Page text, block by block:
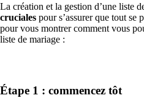
La création et la gestion d’une liste
cruciales pour s’assurer que tout se
pour vous montrer comment vous
liste de mariage :
Étape 1 : commencez tôt